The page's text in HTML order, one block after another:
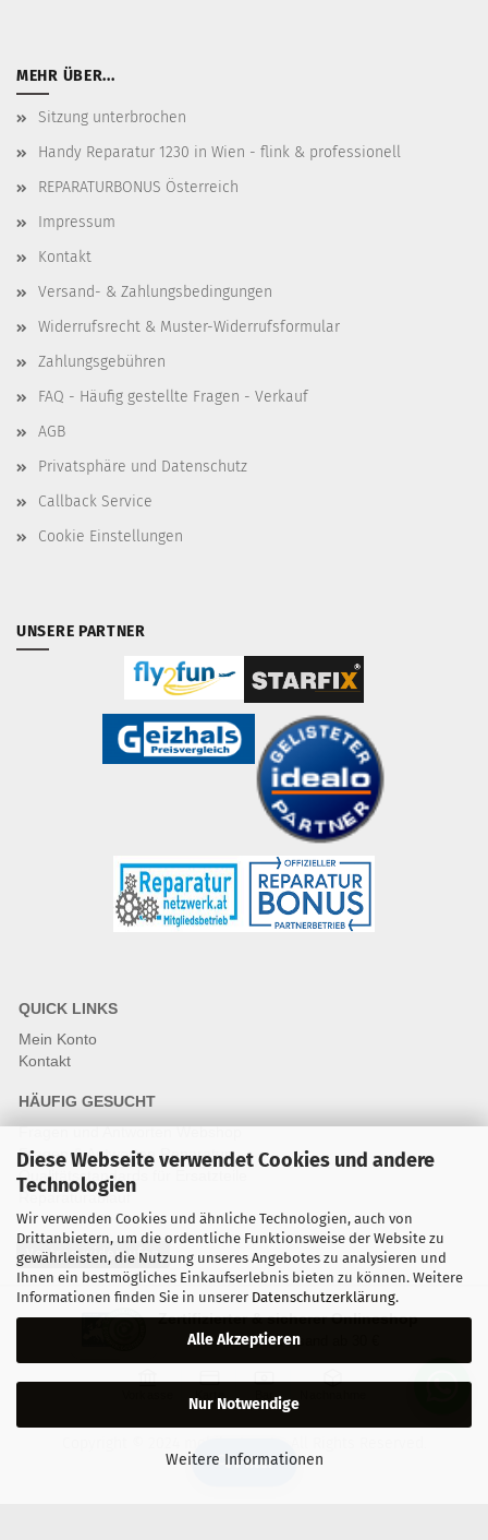
Diese Webseite verwendet Cookies und andere
Technologien
Wir verwenden Cookies und ähnliche Technologien, auch von
Drittanbietern, um die ordentliche Funktionsweise der Website zu
gewährleisten, die Nutzung unseres Angebotes zu analysieren und
Ihnen ein bestmögliches Einkaufserlebnis bieten zu können. Weitere
Informationen finden Sie in unserer Datenschutzerklärung.
Alle Akzeptieren
Nur Notwendige
Weitere Informationen
MEHR ÜBER...
Sitzung unterbrochen
Handy Reparatur 1230 in Wien - flink & professionell
REPARATURBONUS Österreich
Impressum
Kontakt
Versand- & Zahlungsbedingungen
Widerrufsrecht & Muster-Widerrufsformular
Zahlungsgebühren
FAQ - Häufig gestellte Fragen - Verkauf
AGB
Privatsphäre und Datenschutz
Callback Service
Cookie Einstellungen
UNSERE PARTNER
QUICK LINKS
Mein Konto
Kontakt
HÄUFIG GESUCHT
Fragen und Antworten Webshop
Fragen & Antworten Reparatur
Qualitätsstandards für Ersatzteile
Reparaturablauf
Vertrag widerrufen
Zertifizierter & sicherer Onlineshop
Kostenloser Versand ab 30 €
🔍 Filter